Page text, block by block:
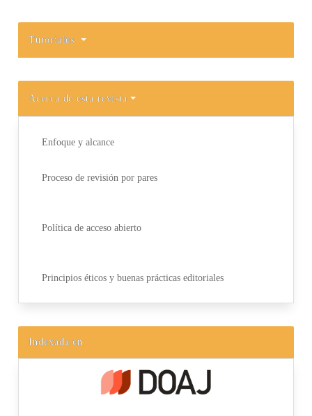
Tutoriales
Acerca de esta revista
Enfoque y alcance
Proceso de revisión por pares
Política de acceso abierto
Principios éticos y buenas prácticas editoriales
Indexada en